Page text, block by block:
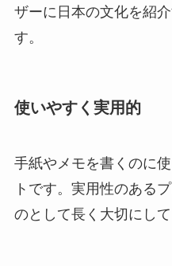
ザーに日本の文化を紹
す。
使いやすく実用的
手紙やメモを書くのに
トです。実用性のある
のとして長く大切にして